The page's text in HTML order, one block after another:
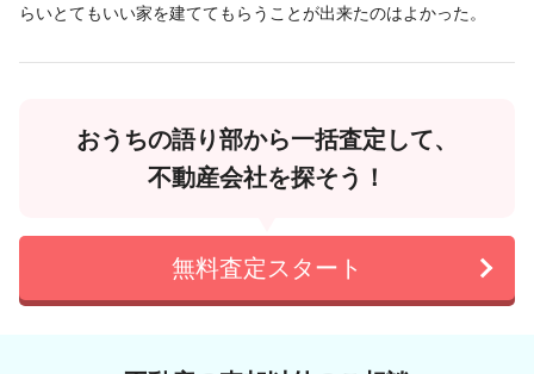
らいとてもいい家を建ててもらうことが出来たのはよかった。
おうちの語り部から一括査定して、
不動産会社を探そう！
無料査定スタート